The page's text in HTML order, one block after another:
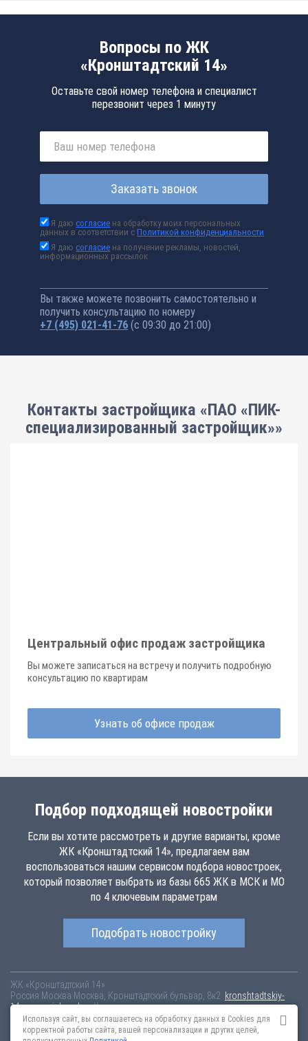
Вопросы по ЖК
«Кронштадтский 14»
Оставьте свой номер телефона и специалист
перезвонит через 1 минуту
Заказать звонок
Я даюсогласие на обработку моих персональных
данных в соответствии сПолитикой конфиденциальности
Я даюсогласие на получение рекламы, новостей,
информационных рассылок
Вы также можете позвонить самостоятельно и
получить консультацию по номеру
+7 (495) 021-41-76 (с 09:30 до 21:00)
Контакты застройщика «ПАО «ПИК-
специализированный застройщик»»
Центральный офис продаж застройщика
Вы можете записаться на встречу и получить подробную
консультацию по квартирам
Узнать об офисе продаж
Подбор подходящей новостройки
Если вы хотите рассмотреть и другие варианты, кроме
ЖК «Кронштадтский 14», предлагаем вам
воспользоваться нашим сервисом подбора новостроек,
который позволяет выбрать из базы 665 ЖК в МСК и МО
по 4 ключевым параметрам
Подобрать новостройку
ЖК «Кронштадтский 14»
Россия Москва Москва, Кронштадтский бульвар, 8к2 kronshtadtskiy-
14.novopoisk.msk.ruКупить квартиру в новом жилом комплексе
«Кронштадтский 14» от «ПАО «ПИК-специализированный застройщик»»
в Головинском районе. Квартиры различных планировок от 22.21 млн
Используя сайт, вы соглашаетесь на обработку данных в Cookies для
корректной работы сайта, вашей персонализации и других целей,